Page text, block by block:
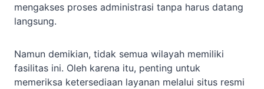
mengakses proses administrasi tanpa harus datang
langsung.
Namun demikian, tidak semua wilayah memiliki
fasilitas ini. Oleh karena itu, penting untuk
memeriksa ketersediaan layanan melalui situs resmi